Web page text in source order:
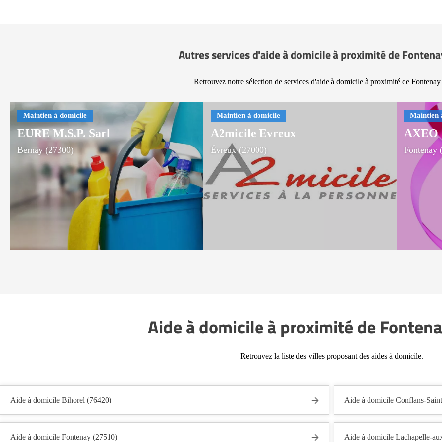
Autres services d'aide à domicile à proximité de
Retrouvez notre sélection de services d'aide à domicile à proximité de
EURE M.S.P. Sarl
Bernay (27300)
A2micile Evreux
Évreux (27000)
AXEO
Fontenay
Aide à domicile à proximité de
Retrouvez la liste des villes proposant des aides à domicile.
Aide à domicile Bihorel (76420) Aide à domicile Conflans-
Aide à domicile Fontenay (27510) Aide à domicile Lachapelle-